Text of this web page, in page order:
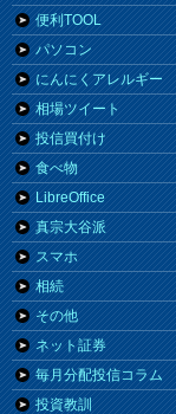
便利TOOL
パソコン
にんにくアレルギー
相場ツイート
投信買付け
食べ物
LibreOffice
真宗大谷派
スマホ
相続
その他
ネット証券
毎月分配投信コラム
投資教訓